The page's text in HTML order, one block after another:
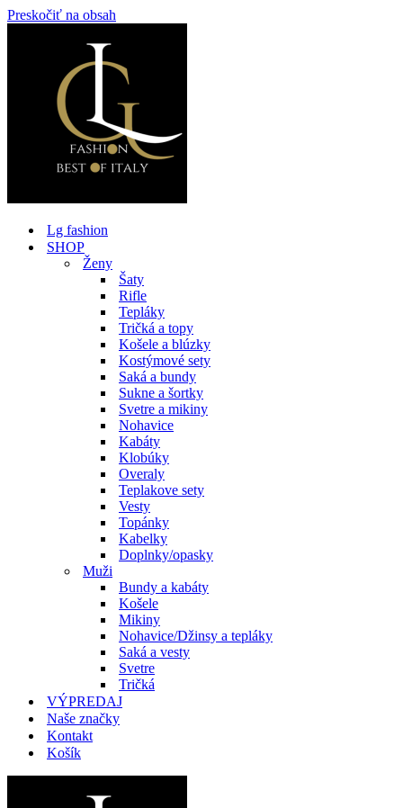
Preskočiť na obsah
Lg fashion
SHOP
Ženy
Šaty
Rifle
Tepláky
Tričká a topy
Košele a blúzky
Kostýmové sety
Saká a bundy
Sukne a šortky
Svetre a mikiny
Nohavice
Kabáty
Klobúky
Overaly
Teplakove sety
Vesty
Topánky
Kabelky
Doplnky/opasky
Muži
Bundy a kabáty
Košele
Mikiny
Nohavice/Džinsy a tepláky
Saká a vesty
Svetre
Tričká
VÝPREDAJ
Naše značky
Kontakt
Košík